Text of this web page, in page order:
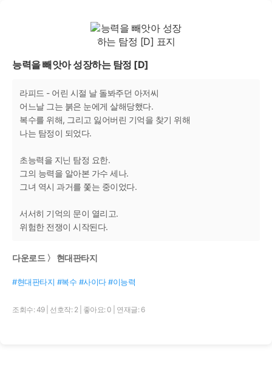
능력을 빼앗아 성장하는 탐정 [D]
라피드 - 어린 시절 날 돌봐주던 아저씨
어느날 그는 붉은 눈에게 살해당했다.
복수를 위해, 그리고 잃어버린 기억을 찾기 위해
나는 탐정이 되었다.
초능력을 지닌 탐정 요한.
그의 능력을 알아본 가수 세나.
그녀 역시 과거를 쫓는 중이었다.
서서히 기억의 문이 열리고.
위험한 전쟁이 시작된다.
다운로드 〉 현대판타지
#현대판타지 #복수 #사이다 #이능력
조회수: 49 선호작: 2 좋아요: 0 연재글: 6